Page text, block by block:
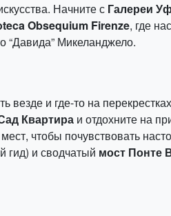
Начните с Галереи
Obsequium Firenze, где
“Давида” Микеланджело.
везде и где-то на
Квартира и отдохните на
чтобы почувствовать
гид) и сводчатый мост Понте